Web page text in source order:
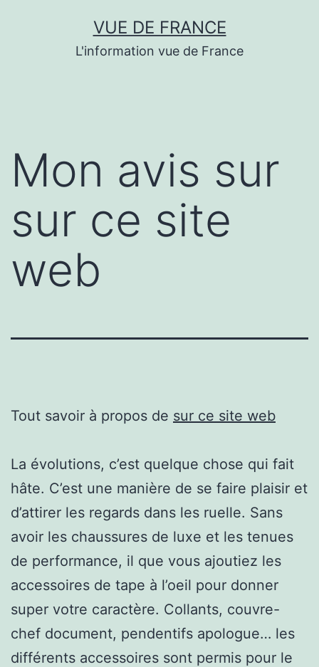
VUE DE FRANCE
L'information vue de France
Mon avis sur
sur ce site
web
Tout savoir à propos de sur ce site web
La évolutions, c’est quelque chose qui fait
hâte. C’est une manière de se faire plaisir et
d’attirer les regards dans les ruelle. Sans
avoir les chaussures de luxe et les tenues
de performance, il que vous ajoutiez les
accessoires de tape à l’oeil pour donner
super votre caractère. Collants, couvre-
chef document, pendentifs apologue… les
différents accessoires sont permis pour le